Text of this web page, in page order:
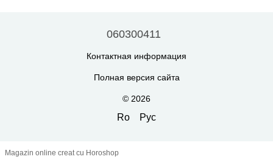
060300411
Контактная информация
Полная версия сайта
© 2026
Ro Рус
Magazin online creat cu Horoshop